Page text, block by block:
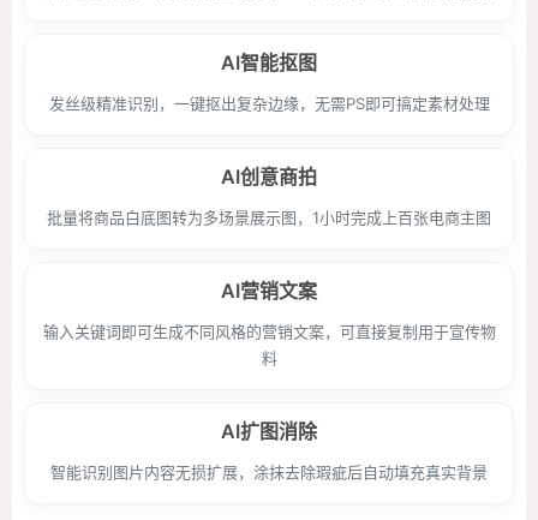
AI智能抠图
发丝级精准识别，一键抠出复杂边缘，无需PS即可搞定素材处理
AI创意商拍
批量将商品白底图转为多场景展示图，1小时完成上百张电商主图
AI营销文案
输入关键词即可生成不同风格的营销文案，可直接复制用于宣传物
料
AI扩图消除
智能识别图片内容无损扩展，涂抹去除瑕疵后自动填充真实背景